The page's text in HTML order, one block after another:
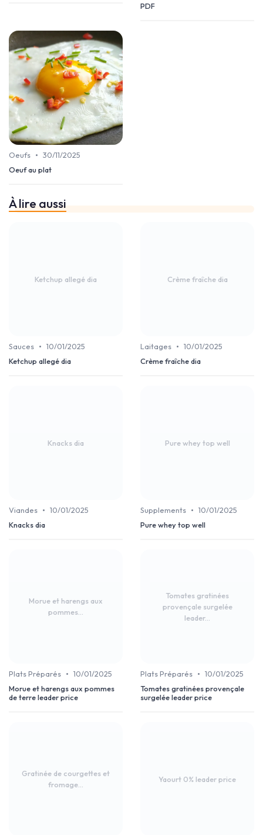
PDF
Oeufs • 30/11/2025
Oeuf au plat
À lire aussi
Ketchup allegé dia
Sauces • 10/01/2025
Ketchup allegé dia
Crème fraîche dia
Laitages • 10/01/2025
Crème fraîche dia
Knacks dia
Viandes • 10/01/2025
Knacks dia
Pure whey top well
Supplements • 10/01/2025
Pure whey top well
Morue et harengs aux
pommes...
Plats Préparés • 10/01/2025
Morue et harengs aux pommes
de terre leader price
Tomates gratinées
provençale surgelée
leader...
Plats Préparés • 10/01/2025
Tomates gratinées provençale
surgelée leader price
Gratinée de courgettes et
fromage...
Yaourt 0% leader price